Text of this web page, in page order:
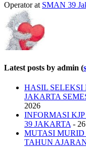
Operatorat SMAN 39
Latest posts by admin (
HASIL SELEKSI
JAKARTA
2026
INFORMASI
39 JAKARTA -
MUTASI MURID
TAHUN